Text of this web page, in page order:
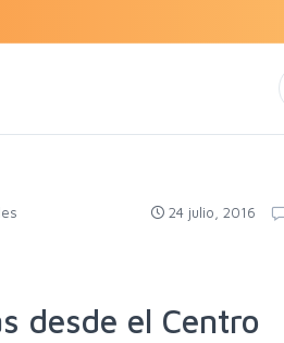
24 julio, 2016
desde el Centro